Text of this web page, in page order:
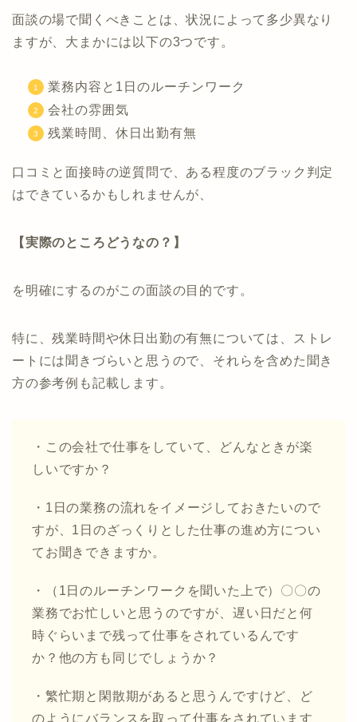
面談の場で聞くべきことは、状況によって多少異なり
ますが、大まかには以下の3つです。
業務内容と1日のルーチンワーク
会社の雰囲気
残業時間、休日出勤有無
口コミと面接時の逆質問で、ある程度のブラック判定
はできているかもしれませんが、
【実際のところどうなの？】
を明確にするのがこの面談の目的です。
特に、残業時間や休日出勤の有無については、ストレ
ートには聞きづらいと思うので、それらを含めた聞き
方の参考例も記載します。
・この会社で仕事をしていて、どんなときが楽
しいですか？
・1日の業務の流れをイメージしておきたいので
すが、1日のざっくりとした仕事の進め方につい
てお聞きできますか。
・（1日のルーチンワークを聞いた上で）〇〇の
業務でお忙しいと思うのですが、遅い日だと何
時ぐらいまで残って仕事をされているんです
か？他の方も同じでしょうか？
・繁忙期と閑散期があると思うんですけど、ど
のようにバランスを取って仕事をされています